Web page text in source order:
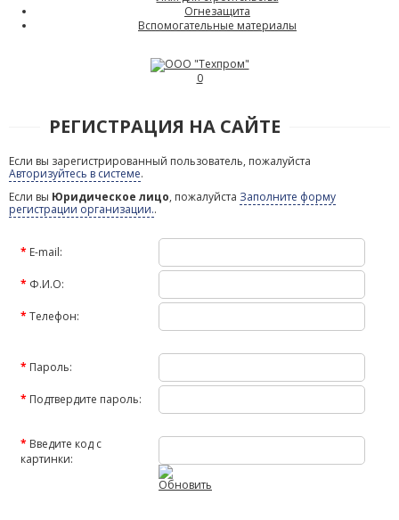
Огнезащита
Вспомогательные материалы
0
РЕГИСТРАЦИЯ НА САЙТЕ
Если вы зарегистрированный пользователь, пожалуйста
Авторизуйтесь в системе.
Если вы Юридическое лицо, пожалуйста Заполните форму
регистрации организации..
* E-mail:
* Ф.И.О:
*Телефон:
* Пароль:
* Подтвердите пароль:
* Введите код с
картинки:
Обновить